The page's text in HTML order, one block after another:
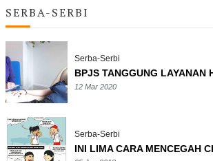
SERBA-SERBI
Serba-Serbi
BPJS TANGGUNG LAYANAN
12 Mar 2020
Serba-Serbi
INI LIMA CARA MENCEGAH